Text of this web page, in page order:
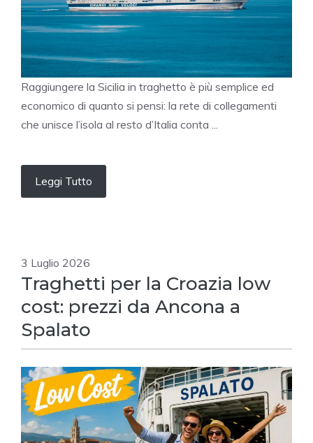
Raggiungere la Sicilia in traghetto è più semplice ed
economico di quanto si pensi: la rete di collegamenti
che unisce l’isola al resto d’Italia conta ...
Leggi Tutto
3 Luglio 2026
Traghetti per la Croazia low
cost: prezzi da Ancona a
Spalato